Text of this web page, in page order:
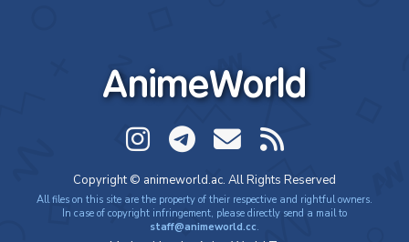
AnimeWorld
Copyright © animeworld.ac. All Rights Reserved
All files on this site are the property of their respective and rightful owners.
In case of copyright infringement, please directly send a mail to
staff@animeworld.cc.